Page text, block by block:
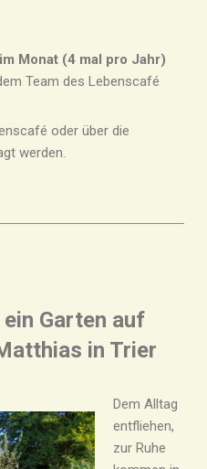
Monat (4 mal pro Jahr)
Team des Lebenscafé
oder über die
werden.
ein Garten auf
in Trier
Dem Alltag
entfliehen,
zur Ruhe